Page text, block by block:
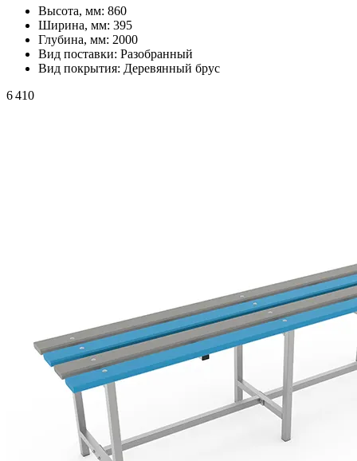
Высота, мм: 860
Ширина, мм: 395
Глубина, мм: 2000
Вид поставки: Разобранный
Вид покрытия: Деревянный брус
6 410